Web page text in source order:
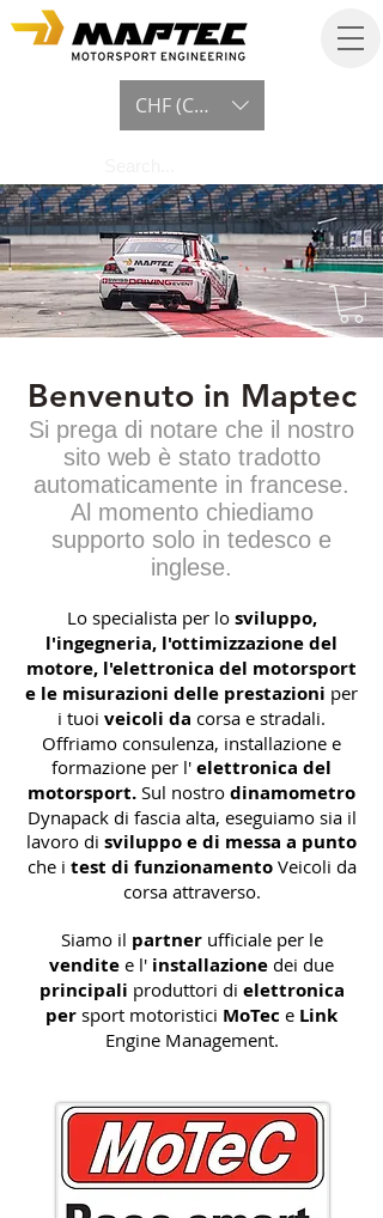
CHF (CHF)
Benvenuto in Maptec
Si prega di notare che il nostro
sito web è stato tradotto
automaticamente in francese.
Al momento chiediamo
supporto solo in tedesco e
inglese.
Lo specialista per lo sviluppo,
l'ingegneria, l'ottimizzazione del
motore, l'elettronica del motorsport
e le misurazioni delle prestazioni per
i tuoi veicoli da corsa e stradali.
Offriamo consulenza, installazione e
formazione per l' elettronica del
motorsport. Sul nostro dinamometro
Dynapack di fascia alta, eseguiamo sia il
lavoro di sviluppo e di messa a punto
che i test di funzionamento Veicoli da
corsa attraverso.
Siamo il partnerufficiale per le
vendite e l' installazione dei due
principali produttori di elettronica
per sport motoristici MoTec e Link
Engine Management.